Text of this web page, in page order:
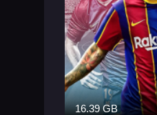
16.39 GB